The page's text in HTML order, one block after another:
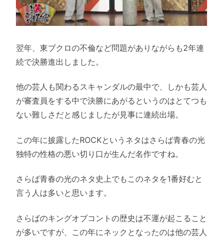
翌年、東ブクロの不倫など問題がありながらも2年連
続で決勝進出しました。
他の芸人も関わるスキャンダルの最中で、しかも芸人
が審査員をする中で決勝にあがるというのはとてつも
ない難しさだと感じましたが見事に連続出場。
この年に披露したROCKというネタはさらば青春の光
独特の性格の悪い切り口が生んだ名作ですね。
さらば青春の光のネタ史上でもこのネタを1番好むと
言う人は多いと思います。
さらばのキングオブコントの歴史は不運が起こること
が多いですが、この年にネックとなったのは他の芸人